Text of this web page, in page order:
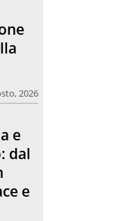
e
e
2026